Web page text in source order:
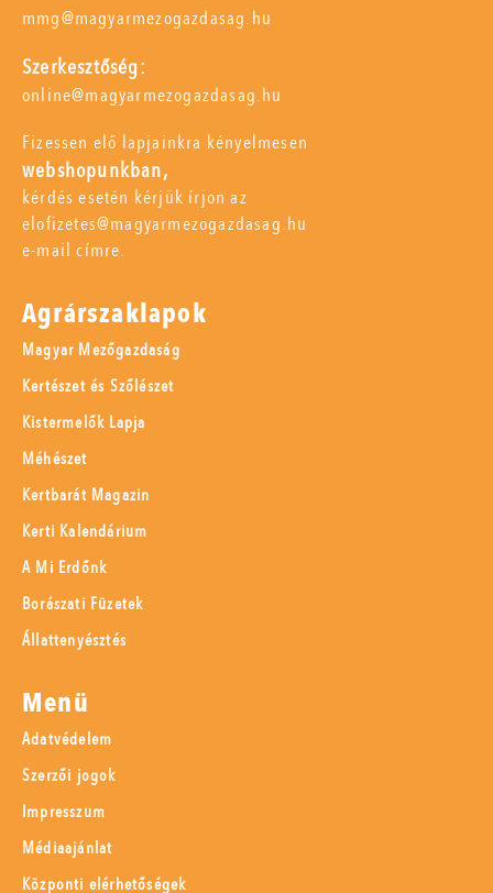
mmg@magyarmezogazdasag.hu
Szerkesztőség:
online@magyarmezogazdasag.hu
Fizessen elő lapjainkra kényelmesen
webshopunkban,
kérdés esetén kérjük írjon az
elofizetes@magyarmezogazdasag.hu
e-mail címre.
Agrárszaklapok
Magyar Mezőgazdaság
Kertészet és Szőlészet
Kistermelők Lapja
Méhészet
Kertbarát Magazin
Kerti Kalendárium
A Mi Erdőnk
Borászati Füzetek
Állattenyésztés
Menü
Adatvédelem
Szerzői jogok
Impresszum
Médiaajánlat
Központi elérhetőségek